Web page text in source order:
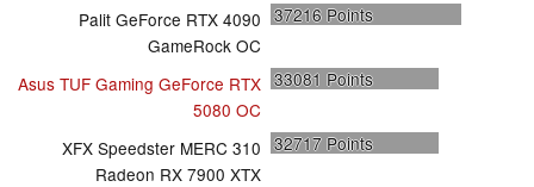
Palit GeForce RTX 4090
GameRock OC
37216 Points
Asus TUF Gaming GeForce RTX
5080 OC
33081 Points
XFX Speedster MERC 310
Radeon RX 7900 XTX
32717 Points